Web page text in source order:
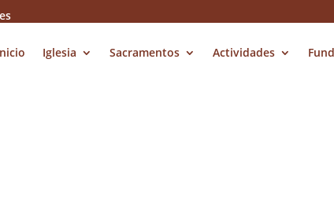
Iglesia Sacramentos Actividades